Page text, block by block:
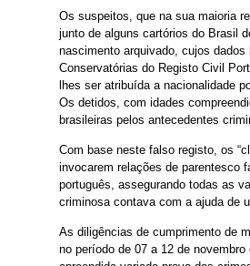
Os suspeitos, que na sua maioria
junto de alguns cartórios do Brasil
nascimento arquivado, cujos
Conservatórias do Registo Civil
lhes ser atribuída a nacionalidade
Os detidos, com idades
brasileiras pelos antecedentes
Com base neste falso registo, os
invocarem relações de parentesco
português, assegurando todas as
criminosa contava com a ajuda de
As diligências de cumprimento de
no período de 07 a 12 de